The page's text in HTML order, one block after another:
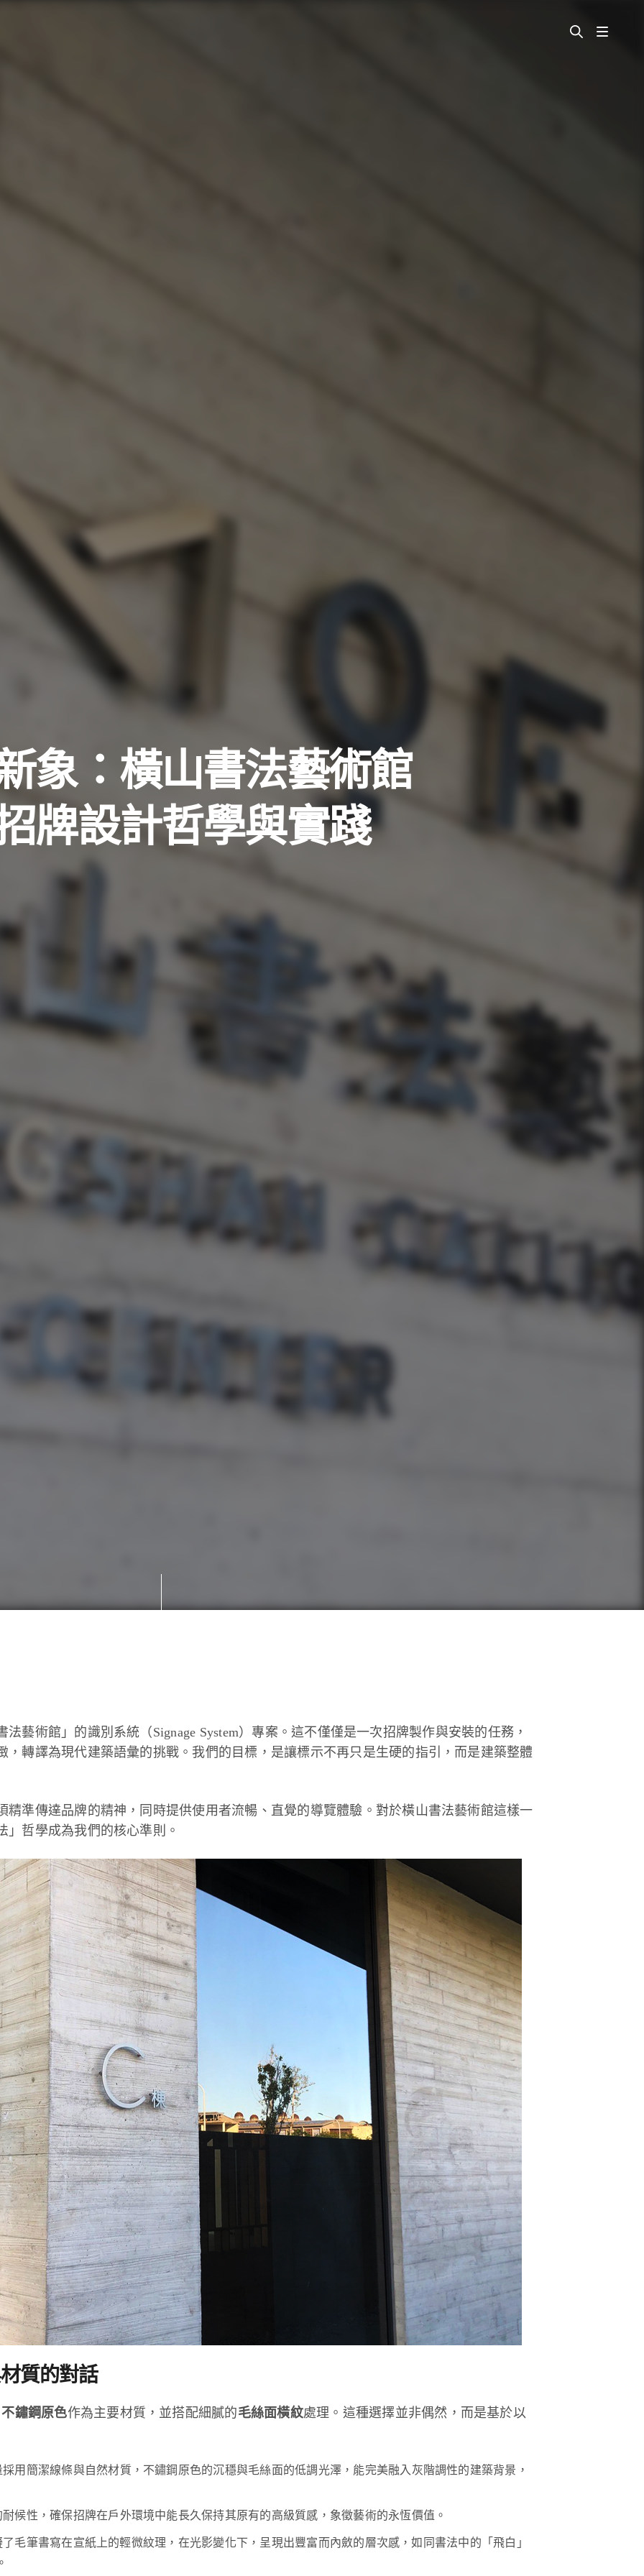
象：橫山書法藝術館
牌設計哲學與實踐
藝術館」的識別系統（Signage System）專案。這不僅僅是一次招牌製作與安裝的任務，
，轉譯為現代建築語彙的挑戰。我們的目標，是讓標示不再只是生硬的指引，而是建築整體
精準傳達品牌的精神，同時提供使用者流暢、直覺的導覽體驗。對於橫山書法藝術館這樣一
哲學成為我們的核心準則。
質的對話
鏽鋼原色作為主要材質，並搭配細膩的毛絲面橫紋處理。這種選擇並非偶然，而是基於以
用簡潔線條與自然材質，不鏽鋼原色的沉穩與毛絲面的低調光澤，能完美融入灰階調性的建築背景，
候性，確保招牌在戶外環境中能長久保持其原有的高級質感，象徵藝術的永恆價值。
毛筆書寫在宣紙上的輕微紋理，在光影變化下，呈現出豐富而內斂的層次感，如同書法中的「飛白」